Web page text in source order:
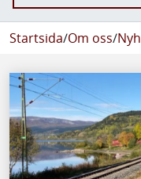
Startsida/Om oss/